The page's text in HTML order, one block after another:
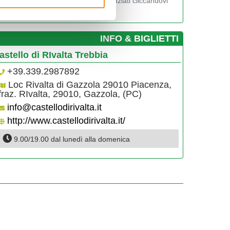
sopra
­INFO & BIGLIETTI
di RIvalta Trebbia
+39.339.2987892
Loc Rivalta di Gazzola 29010 Piacenza,
RIvalta, 29010, Gazzola, (PC)
info@castellodirivalta.it
http://www.castellodirivalta.it/
9.00/19.00 dal lunedì alla domenica